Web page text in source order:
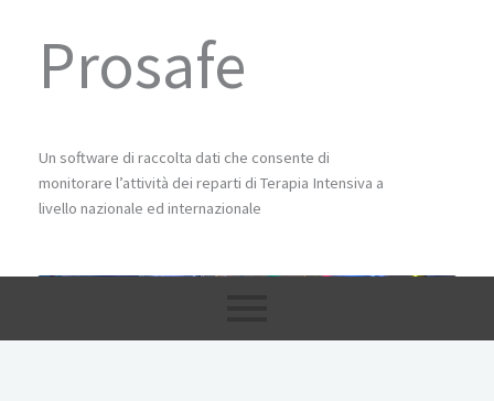
Prosafe
Un software di raccolta dati che consente di
monitorare l’attività dei reparti di Terapia Intensiva a
livello nazionale ed internazionale